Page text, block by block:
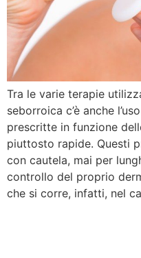
Tra le varie terapie
seborroica c’è anche
prescritte in funzione
piuttosto rapide. Questi
con cautela, mai per
controllo del proprio
che si corre, infatti, nel